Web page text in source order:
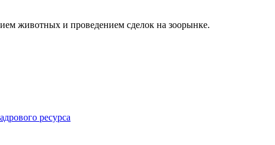
животных и проведением сделок на зоорынке.